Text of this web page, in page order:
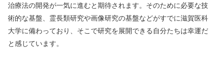
治療法の開発が一気に進むと期待されます。そのために必要な技
術的な基盤、霊長類研究や画像研究の基盤などがすでに滋賀医科
大学に備わっており、そこで研究を展開できる自分たちは幸運だ
と感じています。